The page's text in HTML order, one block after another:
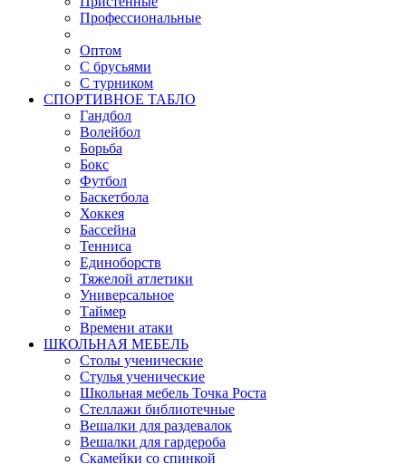
Профессиональные
Оптом
С брусьями
С турником
СПОРТИВНОЕ ТАБЛО
Гандбол
Волейбол
Борьба
Бокс
Футбол
Баскетбола
Хоккея
Бассейна
Тенниса
Единоборств
Тяжелой атлетики
Универсальное
Таймер
Времени атаки
ШКОЛЬНАЯ МЕБЕЛЬ
Столы ученические
Стулья ученические
Школьная мебель Точка Роста
Стеллажи библиотечные
Вешалки для раздевалок
Вешалки для гардероба
Скамейки со спинкой